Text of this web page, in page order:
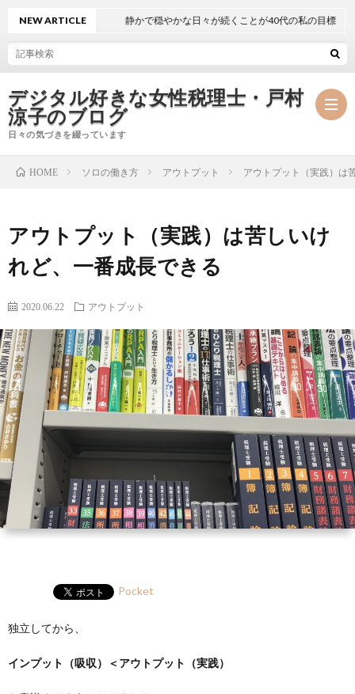
デジタル好きな女性税理士・戸村
涼子のブログ
日々の気づきを綴っています
ー
ル
HP
マ
ガ
筆
セ
ミ
ナ
ー・
講
NEW ARTICLE 静かで穏やかな日々が続くことが40代の私の目標
HOME ソロの働き方 アウトプット アウトプット（実践）は
アウトプット（実践）は苦しいけ
れど、一番成長できる
2020.06.22 アウトプット
Pocket
独立してから、
インプット（吸収）＜アウトプット（実践）